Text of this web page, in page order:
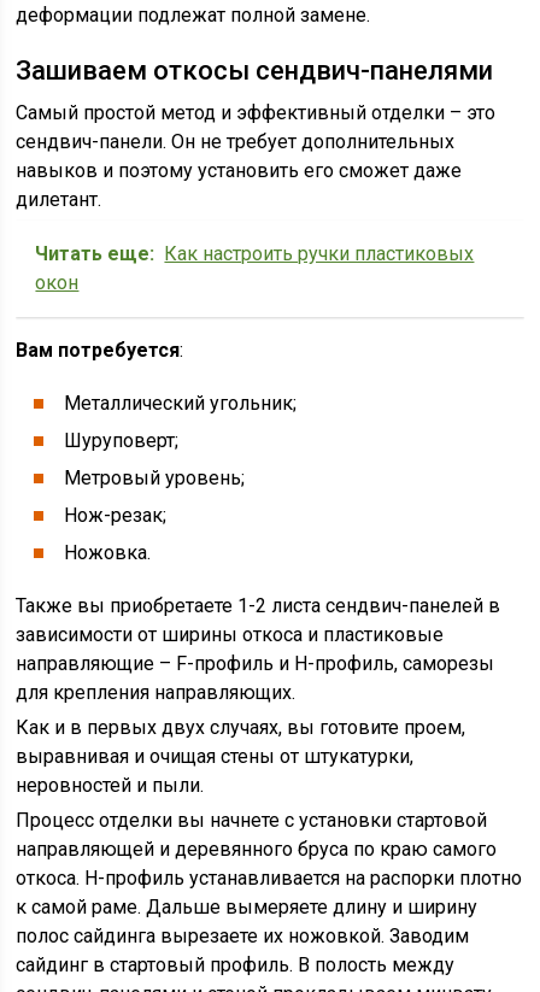
деформации подлежат полной замене.
Зашиваем откосы сендвич-панелями
Самый простой метод и эффективный отделки – это
сендвич-панели. Он не требует дополнительных
навыков и поэтому установить его сможет даже
дилетант.
Читать еще: Как настроить ручки пластиковых
окон
Вам потребуется:
Металлический угольник;
Шуруповерт;
Метровый уровень;
Нож-резак;
Ножовка.
Также вы приобретаете 1-2 листа сендвич-панелей в
зависимости от ширины откоса и пластиковые
направляющие – F-профиль и Н-профиль, саморезы
для крепления направляющих.
Как и в первых двух случаях, вы готовите проем,
выравнивая и очищая стены от штукатурки,
неровностей и пыли.
Процесс отделки вы начнете с установки стартовой
направляющей и деревянного бруса по краю самого
откоса. Н-профиль устанавливается на распорки плотно
к самой раме. Дальше вымеряете длину и ширину
полос сайдинга вырезаете их ножовкой. Заводим
сайдинг в стартовый профиль. В полость между